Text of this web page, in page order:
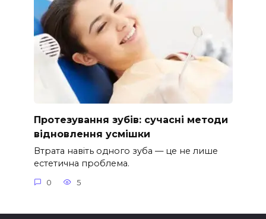
Протезування зубів: сучасні методи
відновлення усмішки
Втрата навіть одного зуба — це не лише
естетична проблема.
0 5